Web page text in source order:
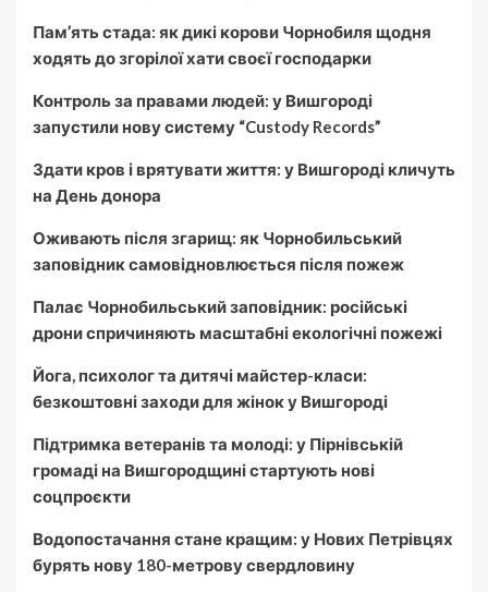
Пам’ять стада: як дикі корови Чорнобиля щодня
ходять до згорілої хати своєї господарки
Контроль за правами людей: у Вишгороді
запустили нову систему “Custody Records”
Здати кров і врятувати життя: у Вишгороді кличуть
на День донора
Оживають після згарищ: як Чорнобильський
заповідник самовідновлюється після пожеж
Палає Чорнобильський заповідник: російські
дрони спричиняють масштабні екологічні пожежі
Йога, психолог та дитячі майстер-класи:
безкоштовні заходи для жінок у Вишгороді
Підтримка ветеранів та молоді: у Пірнівській
громаді на Вишгородщині стартують нові
соцпроєкти
Водопостачання стане кращим: у Нових Петрівцях
бурять нову 180-метрову свердловину